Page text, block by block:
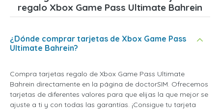
regalo Xbox Game Pass Ultimate Bahrein
¿Dónde comprar tarjetas de Xbox Game Pass
Ultimate Bahrein?
Compra tarjetas regalo de Xbox Game Pass Ultimate
Bahrein directamente en la página de doctorSIM. Ofrecemos
tarjetas de diferentes valores para que elijas la que mejor se
ajuste a ti y con todas las garantías. ¡Consigue tu tarjeta